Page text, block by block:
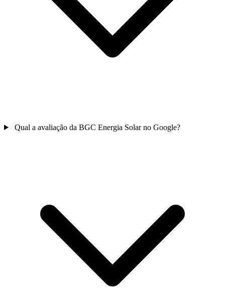
Qual a avaliação da BGC Energia Solar no Google?